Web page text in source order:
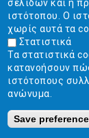
automated
spam
submissions.
5+2 Δευ - Πεμ:
Σάβ - Κυρ:
σελίδων και η
ιστότοπου. Ο
χωρίς αυτά τα
Στατιστικά
Τα στατιστικά
κατανοήσουν
ιστότοπους
ανώνυμα.
Save